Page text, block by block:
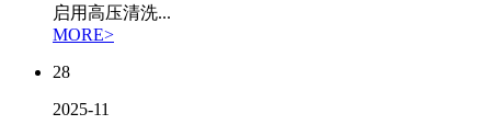
启用高压清洗...
MORE>
28
2025-11